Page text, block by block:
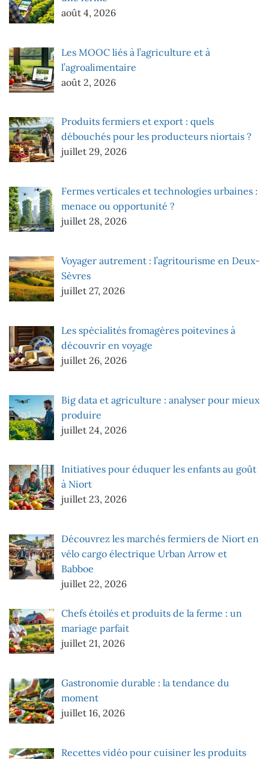
août 4, 2026
Les MOOC liés à l’agriculture et à
l’agroalimentaire
août 2, 2026
Produits fermiers et export : quels
débouchés pour les producteurs niortais ?
juillet 29, 2026
Fermes verticales et technologies urbaines :
menace ou opportunité ?
juillet 28, 2026
Voyager autrement : l’agritourisme en Deux-
Sèvres
juillet 27, 2026
Les spécialités fromagères poitevines à
découvrir en voyage
juillet 26, 2026
Big data et agriculture : analyser pour mieux
produire
juillet 24, 2026
Initiatives pour éduquer les enfants au goût
à Niort
juillet 23, 2026
Découvrez les marchés fermiers de Niort en
vélo cargo électrique Urban Arrow et
Babboe
juillet 22, 2026
Chefs étoilés et produits de la ferme : un
mariage parfait
juillet 21, 2026
Gastronomie durable : la tendance du
moment
juillet 16, 2026
Recettes vidéo pour cuisiner les produits